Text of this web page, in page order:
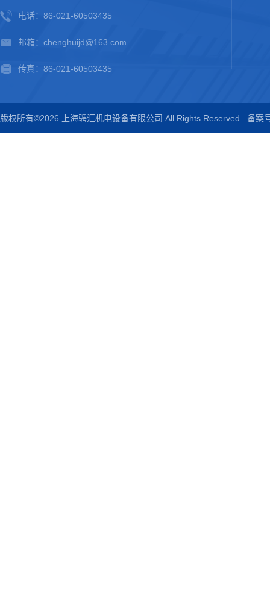
电话：86-021-60503435
邮箱：chenghuijd@163.com
传真：86-021-60503435
版权所有©2026 上海骋汇机电设备有限公司 All Rights Reserved 备案